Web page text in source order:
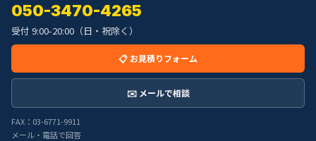
050-3470-4265
受付 9:00-20:00（日・祝除く）
📋 お見積りフォーム
✉️ メールで相談
FAX：03-6771-9911
メール・電話で回答